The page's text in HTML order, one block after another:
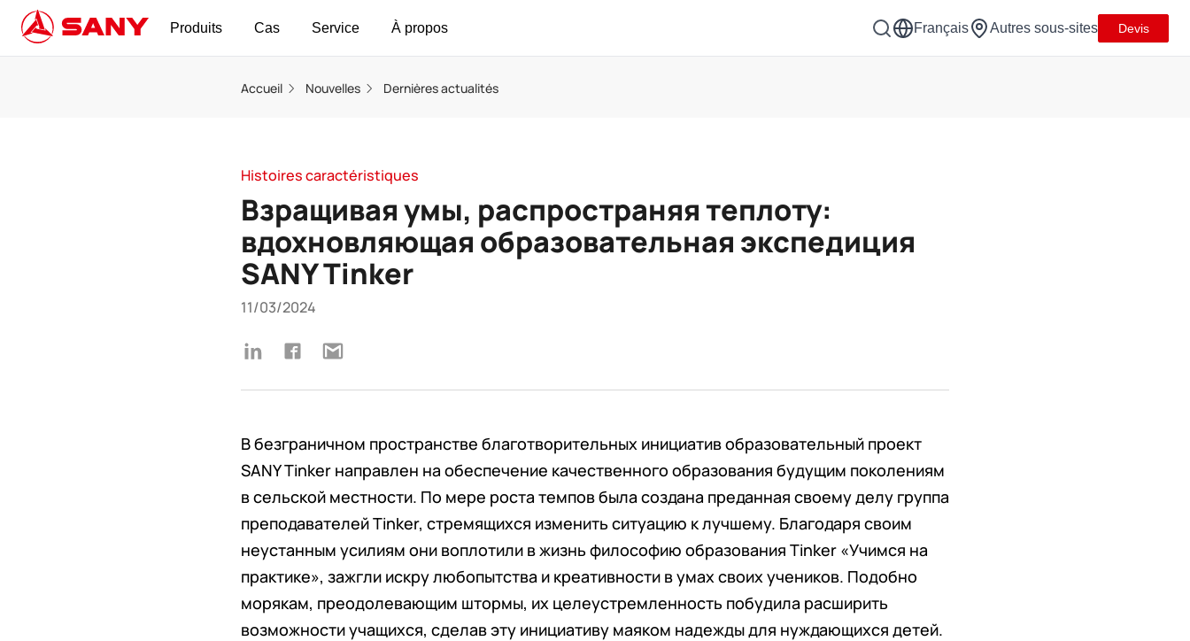
Produits Cas Service À propos Français Autres sous-sites Devis
Accueil Nouvelles Dernières actualités
Histoires caractéristiques
Взращивая умы, распространяя теплоту:
вдохновляющая образовательная экспедиция
SANY Tinker
11/03/2024
В безграничном пространстве благотворительных инициатив образовательный проект
SANY Tinker направлен на обеспечение качественного образования будущим поколениям
в сельской местности. По мере роста темпов была создана преданная своему делу группа
преподавателей Tinker, стремящихся изменить ситуацию к лучшему. Благодаря своим
неустанным усилиям они воплотили в жизнь философию образования Tinker «Учимся на
практике», зажгли искру любопытства и креативности в умах своих учеников. Подобно
морякам, преодолевающим штормы, их целеустремленность побудила расширить
возможности учащихся, сделав эту инициативу маяком надежды для нуждающихся детей.